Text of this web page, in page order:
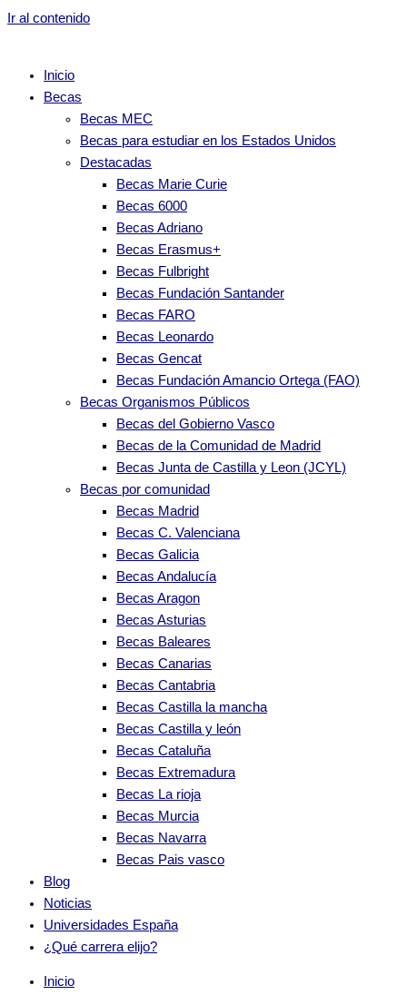
Ir al contenido
Inicio
Becas
Becas MEC
Becas para estudiar en los Estados Unidos
Destacadas
Becas Marie Curie
Becas 6000
Becas Adriano
Becas Erasmus+
Becas Fulbright
Becas Fundación Santander
Becas FARO
Becas Leonardo
Becas Gencat
Becas Fundación Amancio Ortega (FAO)
Becas Organismos Públicos
Becas del Gobierno Vasco
Becas de la Comunidad de Madrid
Becas Junta de Castilla y Leon (JCYL)
Becas por comunidad
Becas Madrid
Becas C. Valenciana
Becas Galicia
Becas Andalucía
Becas Aragon
Becas Asturias
Becas Baleares
Becas Canarias
Becas Cantabria
Becas Castilla la mancha
Becas Castilla y león
Becas Cataluña
Becas Extremadura
Becas La rioja
Becas Murcia
Becas Navarra
Becas Pais vasco
Blog
Noticias
Universidades España
¿Qué carrera elijo?
Inicio